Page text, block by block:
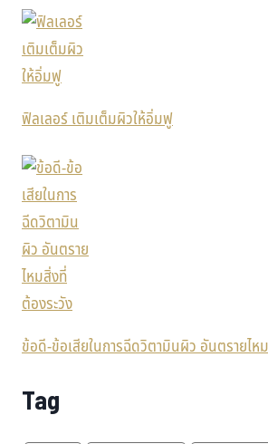
ฟิลเลอร์ เติมเต็มผิวให้อิ่มฟู
ข้อดี-ข้อเสียในการฉีดวิตามินผิว อันตรายไห
Tag